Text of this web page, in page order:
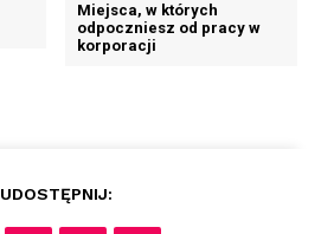
Miejsca, w których
odpoczniesz od pracy w
korporacji
UDOSTĘPNIJ: